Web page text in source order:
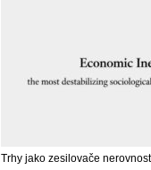
Trhy jako zesilovače